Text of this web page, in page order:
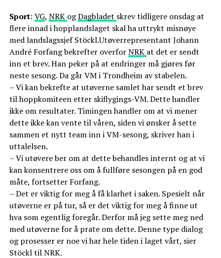
Sport: VG, NRK ogDagbladet skrev tidligere onsdag at
flere innad i hopplandslaget skal ha uttrykt misnøye
med landslagssjef Stöckl.Utøverrepresentant Johann
André Forfang bekrefter overforNRK at det er sendt
inn et brev. Han peker på at endringer må gjøres før
neste sesong. Da går VM i Trondheim av stabelen.
– Vi kan bekrefte at utøverne samlet har sendt et brev
til hoppkomiteen etter skiflygings-VM. Dette handler
ikke om resultater. Timingen handler om at vi mener
dette ikke kan vente til våren, siden vi ønsker å sette
sammen et nytt team inn i VM-sesong, skriver han i
uttalelsen.
– Vi utøvere ber om at dette behandles internt og at vi
kan konsentrere oss om å fullføre sesongen på en god
måte, fortsetter Forfang.
– Det er viktig for meg å få klarhet i saken. Spesielt når
utøverne er på tur, så er det viktig for meg å finne ut
hva som egentlig foregår. Derfor må jeg sette meg ned
med utøverne for å prate om dette. Denne type dialog
og prosesser er noe vi har hele tiden i laget vårt, sier
Stöckl til NRK.